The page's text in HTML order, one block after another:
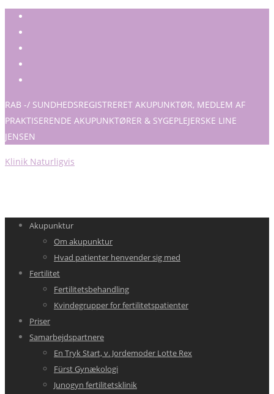
RAB -/ SUNDHEDSREGISTRERET AKUPUNKTØR, MEDLEM AF
PRAKTISERENDE AKUPUNKTØRER & SYGEPLEJERSKE LINE
JENSEN
Klinik Naturligvis
Akupunktur
Om akupunktur
Hvad patienter henvender sig med
Fertilitet
Fertilitetsbehandling
Kvindegrupper for fertilitetspatienter
Priser
Samarbejdspartnere
En Tryk Start, v. Jordemoder Lotte Rex
Fürst Gynækologi
Junogyn fertilitetsklinik